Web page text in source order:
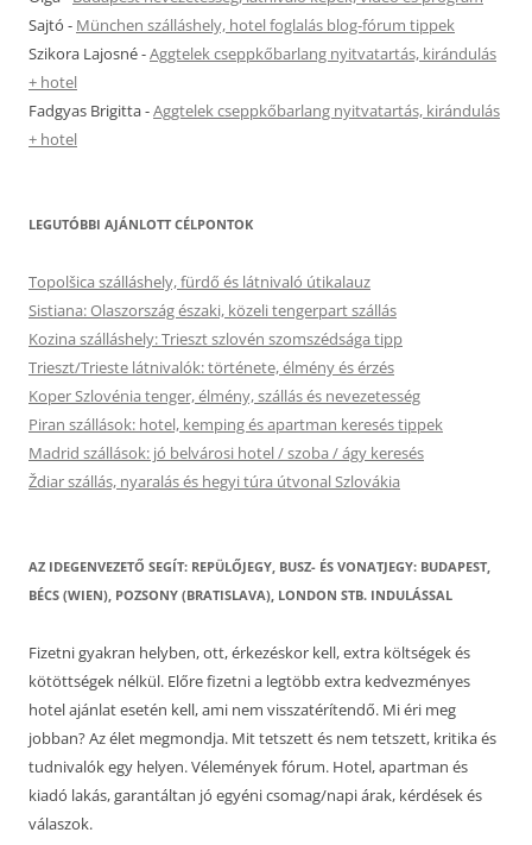
Sajtó - München szálláshely, hotel foglalás blog-fórum tippek
Szikora Lajosné-Aggtelek cseppkőbarlang nyitvatartás, kirándulás
+ hotel
Fadgyas Brigitta-Aggtelek cseppkőbarlang nyitvatartás, kirándulás
+ hotel
LEGUTÓBBI AJÁNLOTT CÉLPONTOK
Topolšica szálláshely, fürdő és látnivaló útikalauz
Sistiana: Olaszország északi, közeli tengerpart szállás
Kozina szálláshely: Trieszt szlovén szomszédsága tipp
Trieszt/Trieste látnivalók: története, élmény és érzés
Koper Szlovénia tenger, élmény, szállás és nevezetesség
Piran szállások: hotel, kemping és apartman keresés tippek
Madrid szállások: jó belvárosi hotel / szoba / ágy keresés
Ždiar szállás, nyaralás és hegyi túra útvonal Szlovákia
AZ IDEGENVEZETŐ SEGÍT: REPÜLŐJEGY, BUSZ- ÉS VONATJEGY: BUDAPEST,
BÉCS (WIEN), POZSONY (BRATISLAVA), LONDON STB. INDULÁSSAL
Fizetni gyakran helyben, ott, érkezéskor kell, extra költségek és
kötöttségek nélkül. Előre fizetni a legtöbb extra kedvezményes
hotel ajánlat esetén kell, ami nem visszatérítendő. Mi éri meg
jobban? Az élet megmondja. Mit tetszett és nem tetszett, kritika és
tudnivalók egy helyen. Vélemények fórum. Hotel, apartman és
kiadó lakás, garantáltan jó egyéni csomag/napi árak, kérdések és
válaszok.